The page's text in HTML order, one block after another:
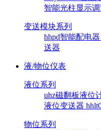
智能光柱显示
变送模块系列
hhpd智能配电器
送器
液/物位仪表
液位系列
uhz磁翻板液位
液位变送器
物位系列